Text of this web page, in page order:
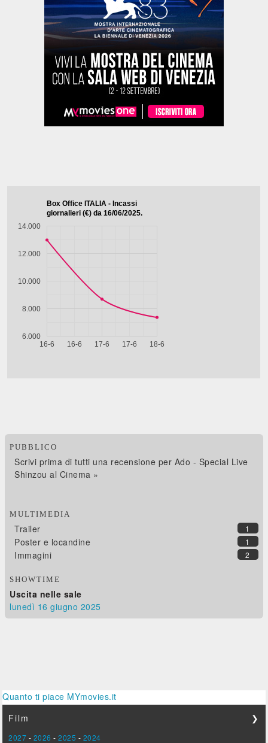
PUBBLICO
Scrivi prima di tutti una recensione per Ado - Special Live
Shinzou al Cinema »
MULTIMEDIA
1
Trailer
1
Poster e locandine
2
Immagini
SHOWTIME
Uscita nelle sale
lunedì 16 giugno 2025
Quanto ti piace MYmovies.it
Film
❯
2027 - 2026 -2025 - 2024